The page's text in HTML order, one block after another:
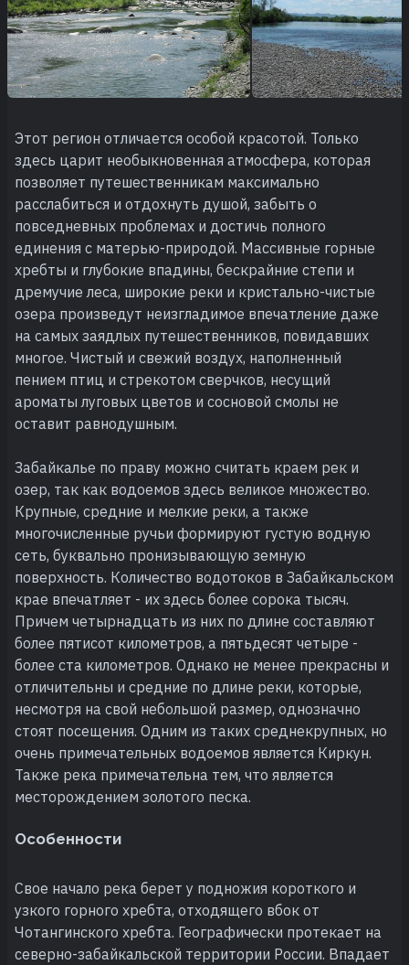
Этот регион отличается особой красотой. Только
здесь царит необыкновенная атмосфера, которая
позволяет путешественникам максимально
расслабиться и отдохнуть душой, забыть о
повседневных проблемах и достичь полного
единения с матерью-природой. Массивные горные
хребты и глубокие впадины, бескрайние степи и
дремучие леса, широкие реки и кристально-чистые
озера произведут неизгладимое впечатление даже
на самых заядлых путешественников, повидавших
многое. Чистый и свежий воздух, наполненный
пением птиц и стрекотом сверчков, несущий
ароматы луговых цветов и сосновой смолы не
оставит равнодушным.
Забайкалье по праву можно считать краем рек и
озер, так как водоемов здесь великое множество.
Крупные, средние и мелкие реки, а также
многочисленные ручьи формируют густую водную
сеть, буквально пронизывающую земную
поверхность. Количество водотоков в Забайкальском
крае впечатляет - их здесь более сорока тысяч.
Причем четырнадцать из них по длине составляют
более пятисот километров, а пятьдесят четыре -
более ста километров. Однако не менее прекрасны и
отличительны и средние по длине реки, которые,
несмотря на свой небольшой размер, однозначно
стоят посещения. Одним из таких среднекрупных, но
очень примечательных водоемов является Киркун.
Также река примечательна тем, что является
месторождением золотого песка.
Особенности
Свое начало река берет у подножия короткого и
узкого горного хребта, отходящего вбок от
Чотангинского хребта. Географически протекает на
северно-забайкальской территории России. Впадает